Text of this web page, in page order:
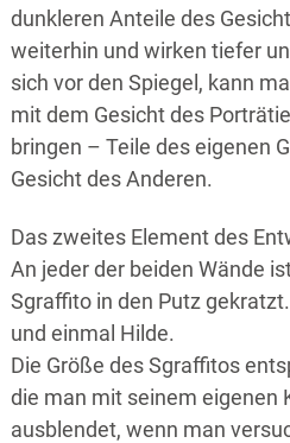
dunkleren Anteile des
weiterhin und wirken tiefer
sich vor den Spiegel, kann
mit dem Gesicht des
bringen – Teile des eigenen
Gesicht des Anderen.
Das zweites Element des
An jeder der beiden Wände
Sgraffito in den Putz
und einmal Hilde.
Die Größe des Sgraffitos
die man mit seinem eigenen
ausblendet, wenn man